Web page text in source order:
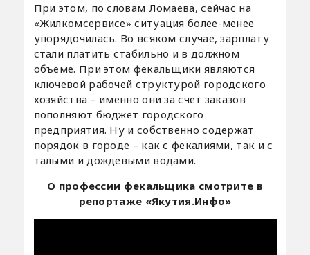
При этом, по словам Ломаева, сейчас на
«Жилкомсервисе» ситуация более-менее
упорядочилась. Во всяком случае, зарплату
стали платить стабильно и в должном
объеме. При этом фекальщики являются
ключевой рабочей структурой городского
хозяйства – именно они за счет заказов
пополняют бюджет городского
предприятия. Ну и собственно содержат
порядок в городе – как с фекалиями, так и с
талыми и дождевыми водами.
О профессии фекальщика смотрите в
репортаже «Якутия.Инфо»